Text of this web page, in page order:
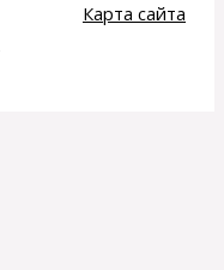
Карта сайта